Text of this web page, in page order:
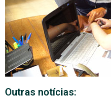
Outras notícias: